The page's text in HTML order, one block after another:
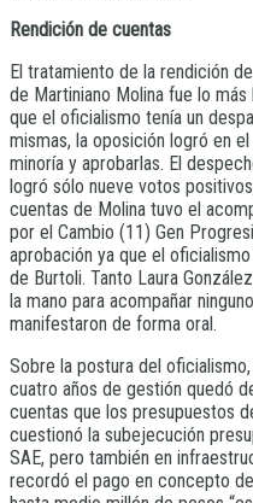
Rendición de cuentas
El tratamiento de la rendición
de Martiniano Molina fue lo
que el oficialismo tenía un
mismas, la oposición logró en
minoría y aprobarlas. El
logró sólo nueve votos
cuentas de Molina tuvo el
por el Cambio (11) Gen
aprobación ya que el
de Burtoli. Tanto Laura
la mano para acompañar
manifestaron de forma oral.
Sobre la postura del
cuatro años de gestión quedó
cuentas que los presupuestos
cuestionó la subejecución
SAE, pero también en
recordó el pago en concepto